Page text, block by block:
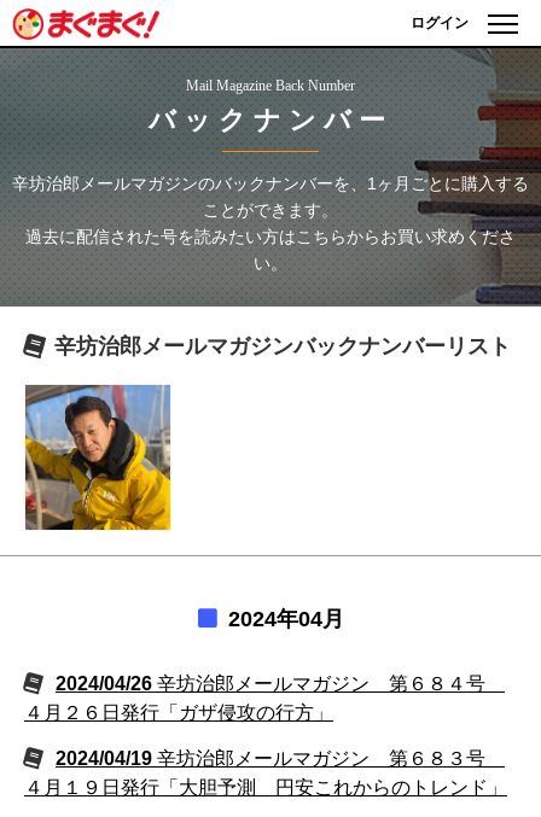
ログイン
Mail Magazine Back Number
バックナンバー
辛坊治郎メールマガジンのバックナンバーを、1ヶ月ごとに購入する
ことができます。
過去に配信された号を読みたい方はこちらからお買い求めくださ
い。
辛坊治郎メールマガジンバックナンバーリスト
2024年04月
2024/04/26 辛坊治郎メールマガジン 第６８４号
４月２６日発行「ガザ侵攻の行方」
2024/04/19 辛坊治郎メールマガジン 第６８３号
４月１９日発行「大胆予測 円安これからのトレンド」